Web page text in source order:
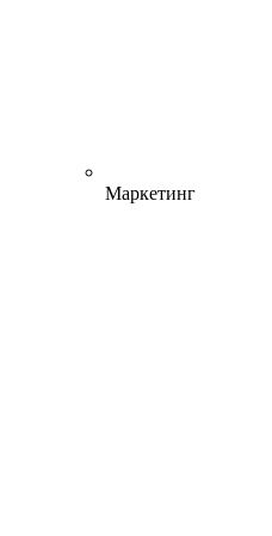
Маркетинг